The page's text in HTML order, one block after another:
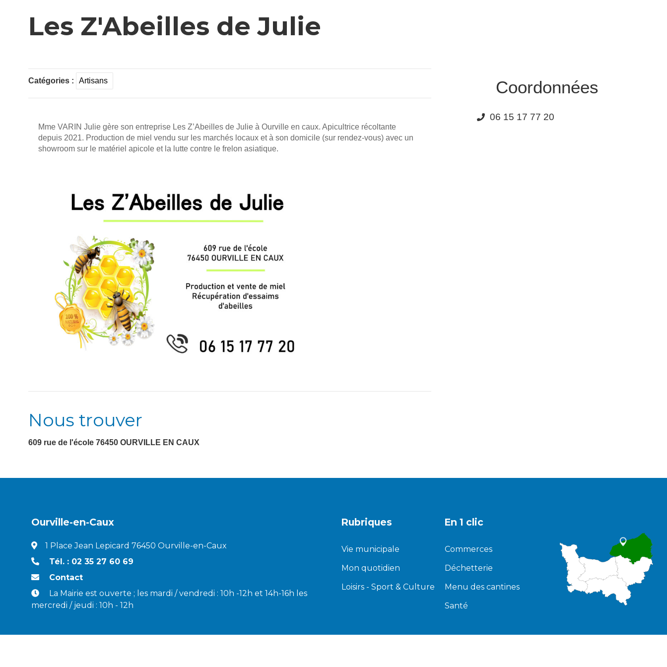
Les Z'Abeilles de Julie
Catégories : Artisans
Mme VARIN Julie gère son entreprise Les Z’Abeilles de Julie à Ourville en caux. Apicultrice récoltante
depuis 2021. Production de miel vendu sur les marchés locaux et à son domicile (sur rendez-vous) avec un
showroom sur le matériel apicole et la lutte contre le frelon asiatique.
Nous trouver
609 rue de l'école 76450 OURVILLE EN CAUX
Coordonnées
06 15 17 77 20
Ourville-en-Caux
1 Place Jean Lepicard 76450 Ourville-en-Caux
Tél. : 02 35 27 60 69
Contact
La Mairie est ouverte ; les mardi / vendredi : 10h -12h et 14h-16h les
mercredi / jeudi : 10h - 12h
Rubriques
Vie municipale
Mon quotidien
Loisirs - Sport & Culture
En 1 clic
Commerces
Déchetterie
Menu des cantines
Santé